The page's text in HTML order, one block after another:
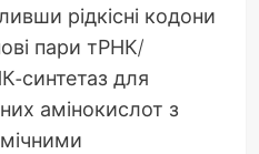
рідкісні кодони
пари тРНК/
синтетаз для
амінокислот з